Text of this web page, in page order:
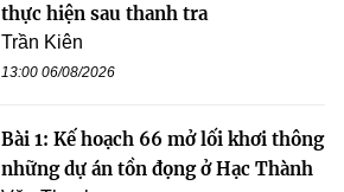
thực hiện sau thanh tra
Trần Kiên
13:00 06/08/2026
Bài 1: Kế hoạch 66 mở lối khơi thông
những dự án tồn đọng ở Hạc Thành